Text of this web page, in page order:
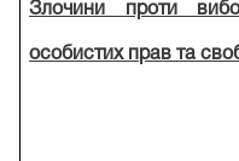
Злочини проти
особистих прав та